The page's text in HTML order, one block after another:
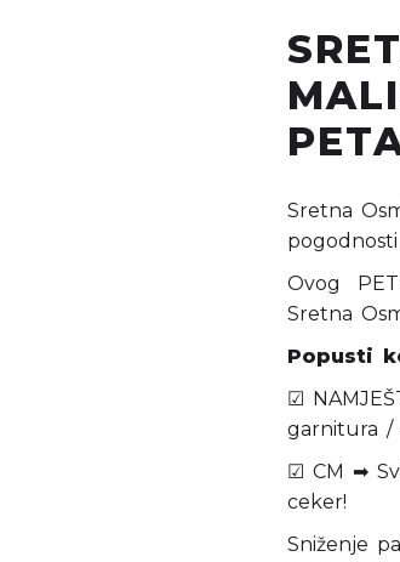
Sretna
Ovog
Sretna
Popusti
☑
garnitura /
☑ CM ➡
ceker!
Sniženje